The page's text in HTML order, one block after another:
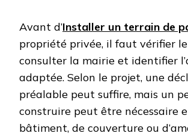
Avant d’Installer un terrain de
propriété privée, il faut vérifier le
consulter la mairie et identifier
adaptée. Selon le projet, une
préalable peut suffire, mais un
construire peut être nécessaire
bâtiment, de couverture ou